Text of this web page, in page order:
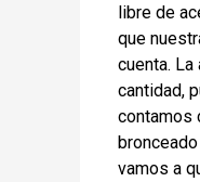
libre de
que
cuenta.
cantidad,
contamos
vamos a